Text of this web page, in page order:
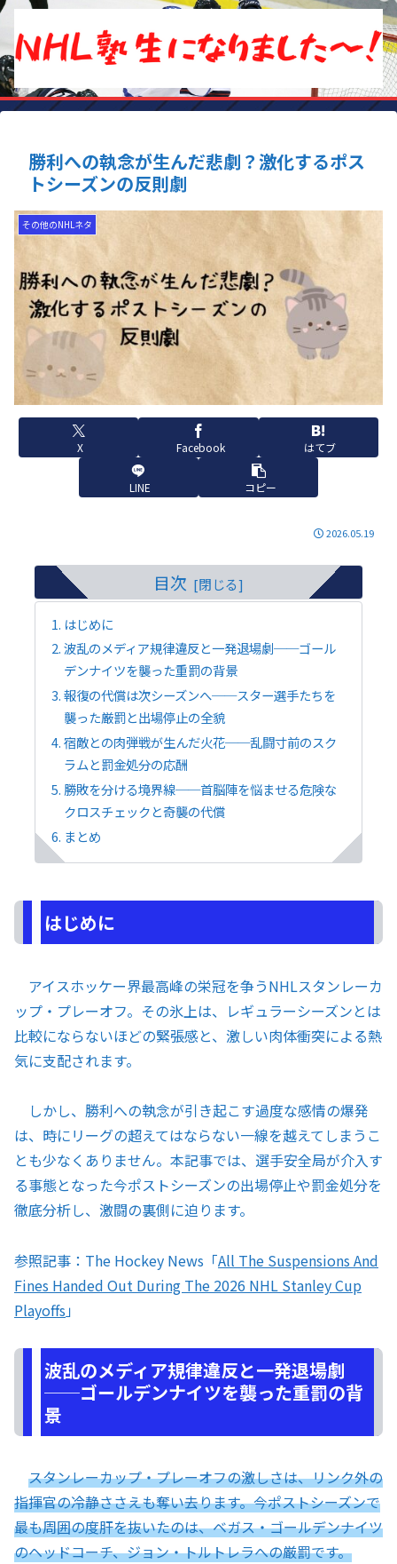
勝利への執念が生んだ悲劇？激化するポス
トシーズンの反則劇
その他のNHLネタ
X Facebook はてブ
LINE コピー
2026.05.19
目次
はじめに
波乱のメディア規律違反と一発退場劇──ゴール
デンナイツを襲った重罰の背景
報復の代償は次シーズンへ──スター選手たちを
襲った厳罰と出場停止の全貌
宿敵との肉弾戦が生んだ火花──乱闘寸前のスク
ラムと罰金処分の応酬
勝敗を分ける境界線──首脳陣を悩ませる危険な
クロスチェックと奇襲の代償
まとめ
はじめに
アイスホッケー界最高峰の栄冠を争うNHLスタンレーカ
ップ・プレーオフ。その氷上は、レギュラーシーズンとは
比較にならないほどの緊張感と、激しい肉体衝突による熱
気に支配されます。
しかし、勝利への執念が引き起こす過度な感情の爆発
は、時にリーグの超えてはならない一線を越えてしまうこ
とも少なくありません。本記事では、選手安全局が介入す
る事態となった今ポストシーズンの出場停止や罰金処分を
徹底分析し、激闘の裏側に迫ります。
参照記事：The Hockey News「All The Suspensions And
Fines Handed Out During The 2026 NHL Stanley Cup
Playoffs」
波乱のメディア規律違反と一発退場劇
──ゴールデンナイツを襲った重罰の背
景
スタンレーカップ・プレーオフの激しさは、リンク外の
指揮官の冷静ささえも奪い去ります。今ポストシーズンで
最も周囲の度肝を抜いたのは、ベガス・ゴールデンナイツ
のヘッドコーチ、ジョン・トルトレラへの厳罰です。